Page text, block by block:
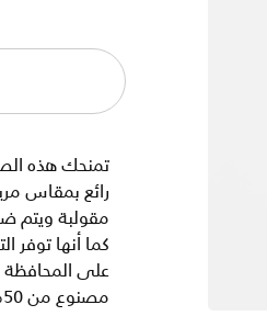
تمنحك هذه
رائع بمقاس
مقولبة ويتم
كما أنها توفر
على المحافظة